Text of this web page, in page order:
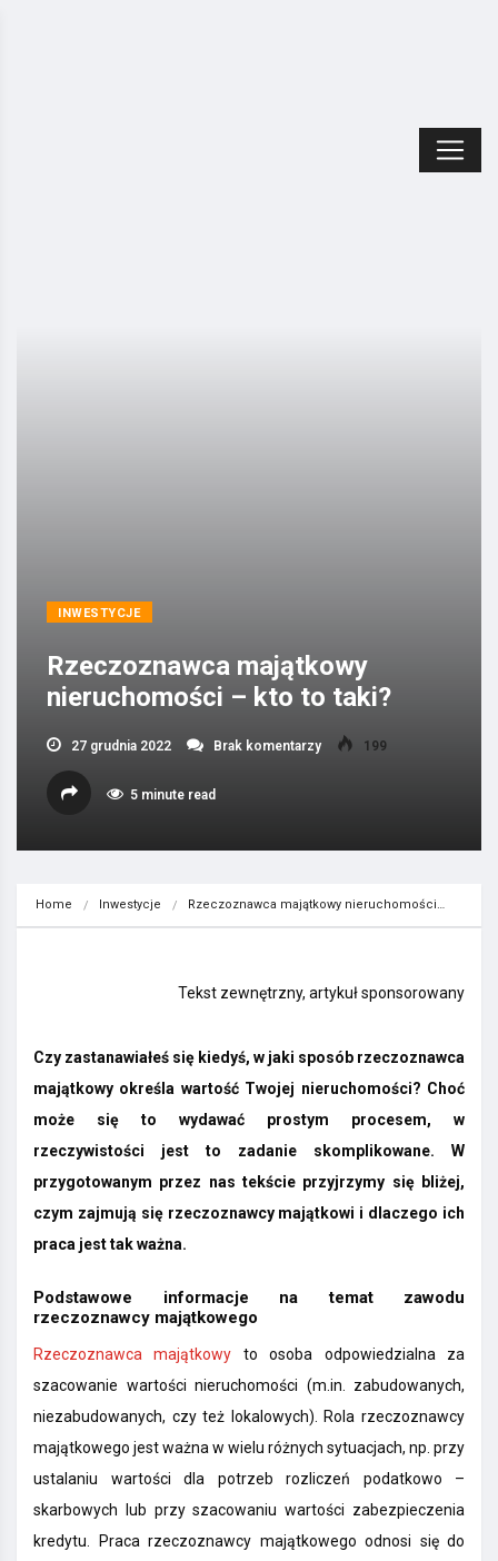
INWESTYCJE
Rzeczoznawca majątkowy
nieruchomości – kto to taki?
27 grudnia 2022 Brak komentarzy 199
5 minute read
Home Inwestycje Rzeczoznawca majątkowy nieruchomości…
Tekst zewnętrzny, artykuł sponsorowany
Czy zastanawiałeś się kiedyś, w jaki sposób rzeczoznawca
majątkowy określa wartość Twojej nieruchomości? Choć
może się to wydawać prostym procesem, w
rzeczywistości jest to zadanie skomplikowane. W
przygotowanym przez nas tekście przyjrzymy się bliżej,
czym zajmują się rzeczoznawcy majątkowi i dlaczego ich
praca jest tak ważna.
Podstawowe informacje na temat zawodu
rzeczoznawcy majątkowego
Rzeczoznawca majątkowy to osoba odpowiedzialna za
szacowanie wartości nieruchomości (m.in. zabudowanych,
niezabudowanych, czy też lokalowych). Rola rzeczoznawcy
majątkowego jest ważna w wielu różnych sytuacjach, np. przy
ustalaniu wartości dla potrzeb rozliczeń podatkowo –
skarbowych lub przy szacowaniu wartości zabezpieczenia
kredytu. Praca rzeczoznawcy majątkowego odnosi się do